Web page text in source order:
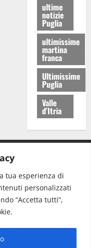
tua esperienza di
personalizzati
“Accetta tutti”,
ultime
notizie
Puglia
ultimissime
martina
franca
Ultimissime
Puglia
Valle
d'Itria